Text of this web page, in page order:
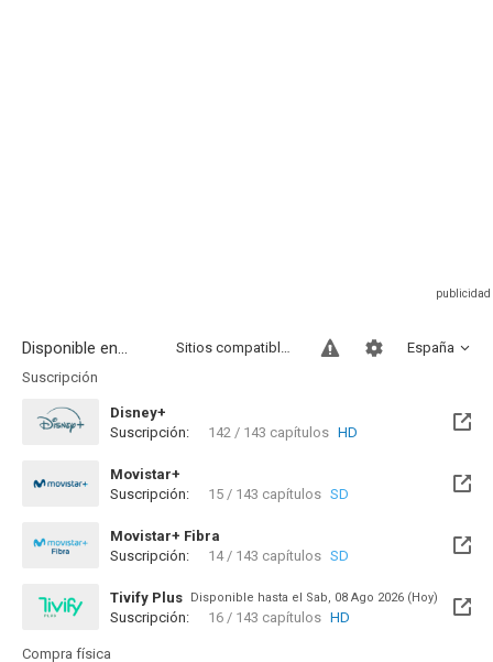
Disponible en... España
Sitios compatibles
Suscripción
Disney+
Suscripción:
142 / 143 capítulos HD
Movistar+
Suscripción:
15 / 143 capítulos SD
Movistar+ Fibra
Suscripción:
14 / 143 capítulos SD
Tivify Plus Disponible hasta el Sab, 08 Ago 2026 (Hoy)
Suscripción: 16 / 143 capítulos HD
Compra física